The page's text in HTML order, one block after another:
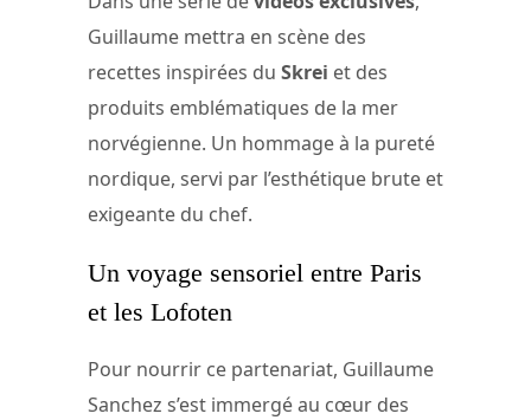
Guillaume mettra en scène des
recettes inspirées du Skrei et des
produits emblématiques de la mer
norvégienne. Un hommage à la pureté
nordique, servi par l’esthétique brute et
exigeante du chef.
Un voyage sensoriel entre Paris
et les Lofoten
Pour nourrir ce partenariat, Guillaume
Sanchez s’est immergé au cœur des